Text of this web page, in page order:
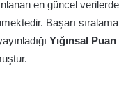
en güncel
Başarı
Yığınsal